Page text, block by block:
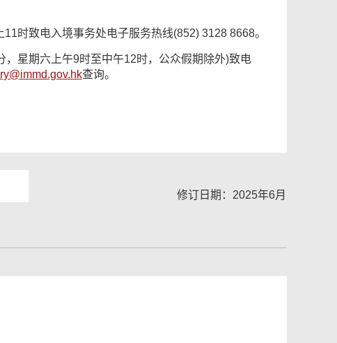
时致电入境事务处电子服务热线(852) 3128 8668。
星期六上午9时至中午12时，公众假期除外)致电
查询。
修订日期：2025年6月